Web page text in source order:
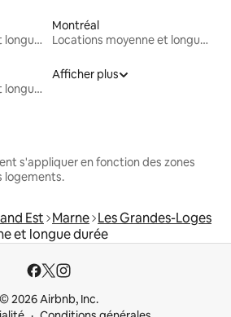
Locations moyenne et longue durée
Montréal
Locations moyenne et longue durée
Locations moyenne et longue durée
Afficher plus
s'appliquer en fonction des zones
logements.
Est Marne Les Grandes-Loges
et longue durée
© 2026 Airbnb, Inc.